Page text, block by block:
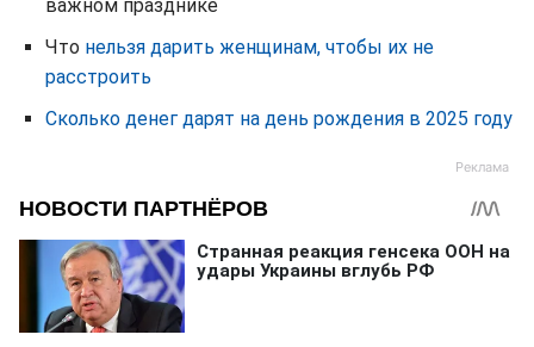
важном празднике
Что нельзя дарить женщинам, чтобы их не
расстроить
Сколько денег дарят на день рождения в 2025 году